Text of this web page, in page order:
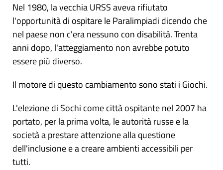
Nel 1980, la vecchia URSS aveva rifiutato
l'opportunità di ospitare le Paralimpiadi dicendo che
nel paese non c'era nessuno con disabilità. Trenta
anni dopo, l'atteggiamento non avrebbe potuto
essere più diverso.
Il motore di questo cambiamento sono stati i Giochi.
L'elezione di Sochi come città ospitante nel 2007 ha
portato, per la prima volta, le autorità russe e la
società a prestare attenzione alla questione
dell'inclusione e a creare ambienti accessibili per
tutti.